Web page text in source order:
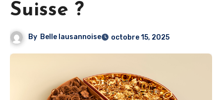
Suisse ?
By Belle lausannoise octobre 15, 2025